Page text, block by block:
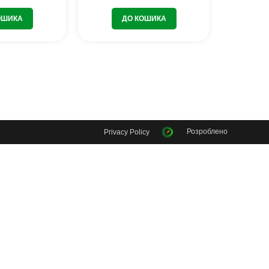
ДО КОШИКА
Privacy Policy Розроблено